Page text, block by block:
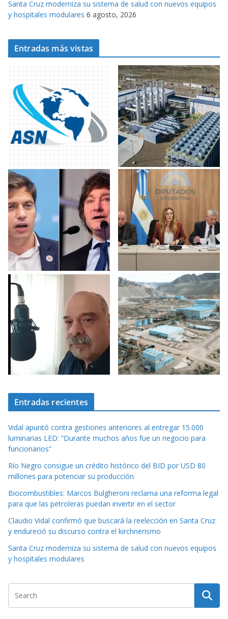
Santa Cruz moderniza su sistema de salud con nuevos equipos
y hospitales modulares 6 agosto, 2026
Entradas más vistas
Entradas recientes
Vidal apuntó contra gestiones anteriores al entregar 15.000
luminarias LED: “Durante muchos años fue un negocio para
funcionarios”
Río Negro consigue un crédito histórico del BID por USD 80
millones para potenciar su producción
Biocombustibles: Marcos Bulgheroni reclama una reforma legal
para que las petroleras puedan invertir en el sector
Claudio Vidal confirmó que buscará la reelección en Santa Cruz
y endureció su discurso contra el kirchnerismo
Santa Cruz moderniza su sistema de salud con nuevos equipos
y hospitales modulares